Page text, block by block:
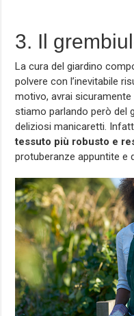
3. Il
La cura del giardino
polvere con l’inevitabile
motivo, avrai sicuramente
stiamo parlando però del
deliziosi manicaretti.
tessuto più robusto e
protuberanze appuntite e